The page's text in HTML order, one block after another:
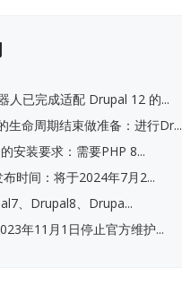
人已完成适配 Drupal 12 的...
生命周期结束做准备：进行Dr...
安装要求：需要PHP 8...
时间：将于2024年7月2...
、Drupal8、Drupa...
年11月1日停止官方维护...